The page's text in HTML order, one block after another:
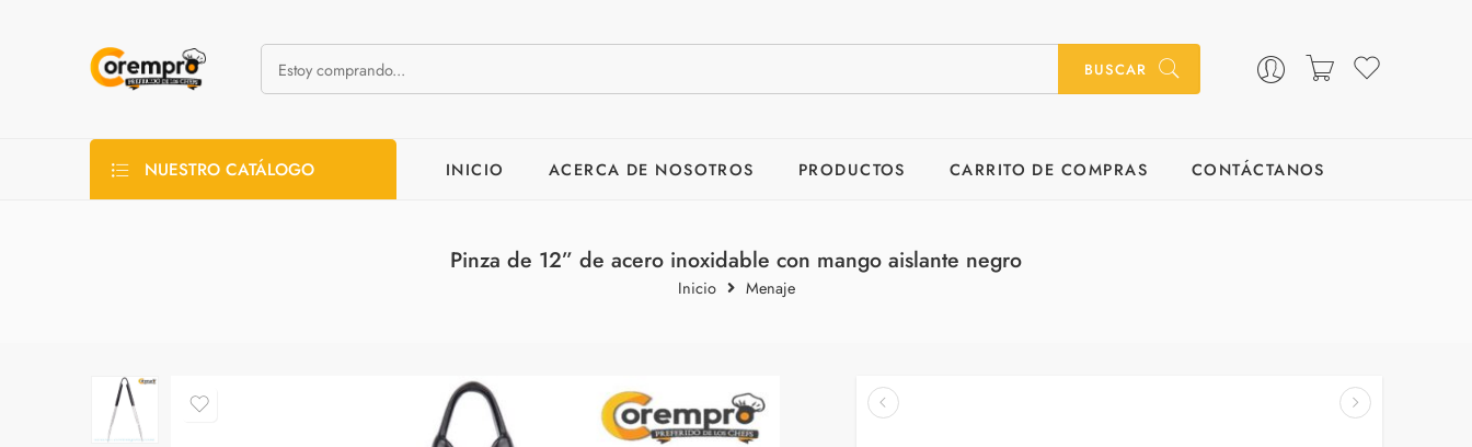
BUSCAR
NUESTRO CATÁLOGO INICIO ACERCA DE NOSOTROS PRODUCTOS CARRITO DE COMPRAS CONTÁCTANOS
Pinza de 12” de acero inoxidable con mango aislante negro
Inicio Menaje